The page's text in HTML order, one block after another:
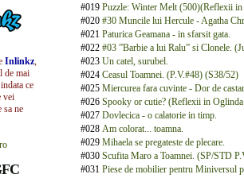
#019 Puzzle: Winter Melt (500)(Reflexii
#020 #30 Muncile lui Hercule - Agatha
#021 Paturica Geamana - in sfarsit gata.
#022 #03 ”Barbie a lui Ralu” si Clonele.
#023 Un catel, surubel.
#024 Ceasul Toamnei. (P.V.#48) (S38/52)
#025 Miercurea fara cuvinte - Dor de
#026 Spooky or cutie? (Reflexii in
#027 Dovlecica - o calatorie in timp.
#028 Am colorat... toamna.
#029 Mihaela se pregateste de plecare.
#030 Scufita Maro a Toamnei. (SP/STD
#031 Piese de mobilier pentru Miniversul
Inlinkz,
de mai
ce
vei
sa ne